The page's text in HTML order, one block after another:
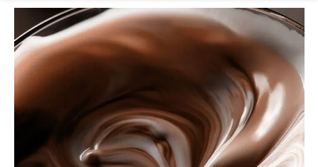
ACCESSORIES